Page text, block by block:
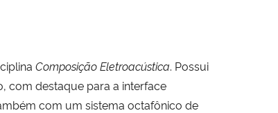
Composição Eletroacústica. Possui
com destaque para a interface
com um sistema octafônico de